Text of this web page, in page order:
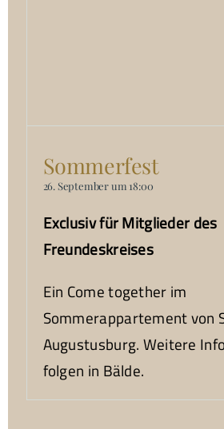
Sommerfest
26. September um 18:00
Exclusiv für Mitglieder des
Freundeskreises
Ein Come together im
Sommerappartement von
Augustusburg. Weitere
folgen in Bälde.